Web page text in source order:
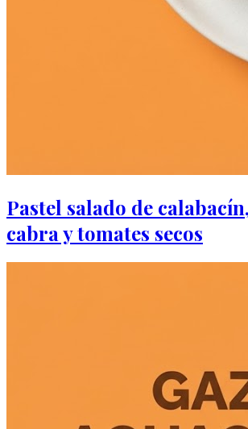
Pastel salado de
cabra y tomates secos